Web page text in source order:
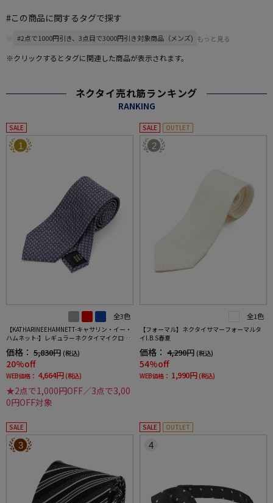
#この商品に関するタグで探す
#2点で1000円引き、3点目で3000円引き対象商品（メンズ) もっと見る
※クリックするとタグに関連した商品が表示されます。
ネクタイ売れ筋ランキング
RANKING
SALE
1
全3色
【KATHARINEEHAMNETT-キャサリン・イー・
ハムネット-】レギュラーネクタイマイクロパ
ターンシルク100%7.5cm巾
価格： 5,830円 (税込)
20%off
WEB価格： 4,664円 (税込)
★2点で1,000円OFF／3点で3,00
0円OFF対象
SALE OUTLET
2
全1色
【フォーマル】ネクタイサマーフォーマルタ
イI.B.S春夏
価格： 4,290円 (税込)
54%off
WEB価格： 1,990円 (税込)
SALE
3
SALE OUTLET
4